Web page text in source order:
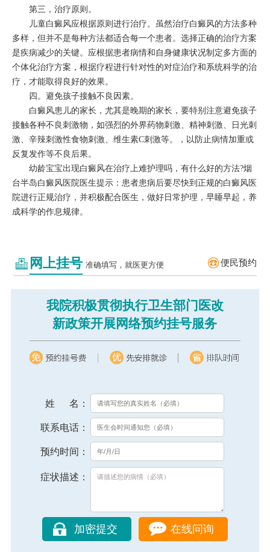
第三，治疗原则。
儿童白癜风应根据原则进行治疗。虽然治疗白癜风的方法多种
多样，但并不是每种方法都适合每一个患者。选择正确的治疗方案
是疾病减少的关键。应根据患者病情和自身健康状况制定多方面的
个体化治疗方案，根据疗程进行针对性的对症治疗和系统科学的治
疗，才能取得良好的效果。
四。避免孩子接触不良因素。
白癜风患儿的家长，尤其是晚期的家长，要特别注意避免孩子
接触各种不良刺激物，如强烈的外界药物刺激、精神刺激、日光刺
激、辛辣刺激性食物刺激、维生素C刺激等。，以防止病情加重或
反复发作等不良后果。
幼龄宝宝出现白癜风在治疗上难护理吗，有什么好的方法?烟
台半岛白癜风医院医生提示：患者患病后要尽快到正规的白癜风医
院进行正规治疗，并积极配合医生，做好日常护理，早睡早起，养
成科学的作息规律。
网上挂号 准确填写，就医更方便 便民预约
我院积极贯彻执行卫生部门医改
新政策开展网络预约挂号服务
姓 名：
联系电话：
预约时间：
症状描述：
在线问询